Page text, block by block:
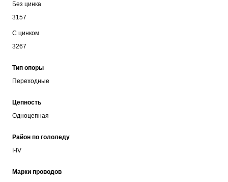
Без цинка
3157
С цинком
3267
Тип опоры
Переходные
Цепность
Одноцепная
Район по гололеду
I-IV
Марки проводов